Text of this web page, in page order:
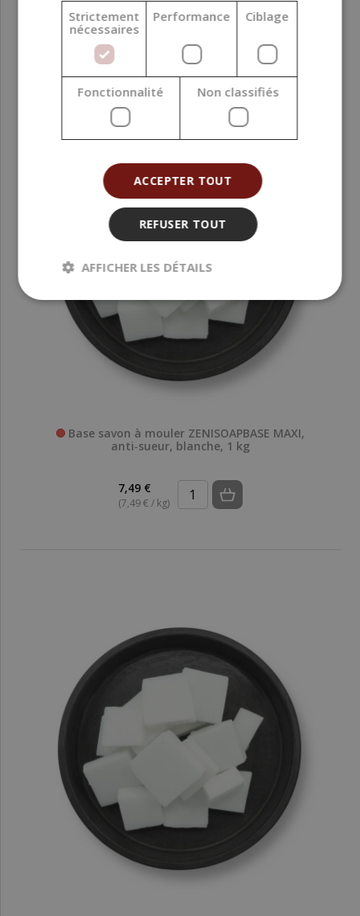
(8,06 € / kg)
Base savon à mouler ZENISOAPBASE MAXI,
anti‑sueur, blanche, 1 kg
7,49 €
(7,49 € / kg)
Strictement
nécessaires
Performance Ciblage
Fonctionnalité Non classifiés
ACCEPTER TOUT
REFUSER TOUT
AFFICHER LES DÉTAILS